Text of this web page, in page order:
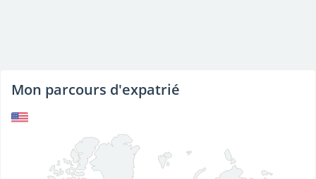
Mon parcours d'expatrié